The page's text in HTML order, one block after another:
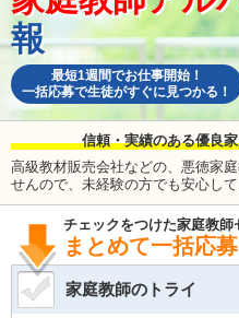
報
最短1週間でお仕事開始！
一括応募で生徒がすぐに見つかる！
信頼・実績のある優良
高級教材販売会社などの、悪徳家
せんので、未経験の方でも安心して
チェックをつけた家庭教師
まとめて一括応募
家庭教師のトライ